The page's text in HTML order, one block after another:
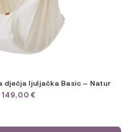
dječja ljuljačka Basic – Natur
149,00€